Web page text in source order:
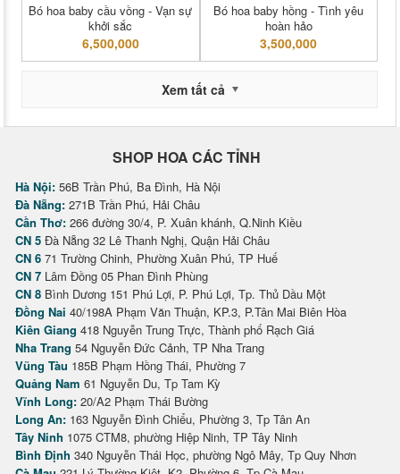
Bó hoa baby cầu vồng - Vạn sự
khởi sắc
6,500,000
Bó hoa baby hồng - Tình yêu
hoàn hảo
3,500,000
Xem tất cả
SHOP HOA CÁC TỈNH
Hà Nội: 56B Trần Phú, Ba Đình, Hà Nội
Đà Nẵng: 271B Trần Phú, Hải Châu
Cần Thơ: 266 đường 30/4, P. Xuân khánh, Q.Ninh Kiều
CN 5 Đà Nẵng 32 Lê Thanh Nghị, Quận Hải Châu
CN 6 71 Trường Chinh, Phường Xuân Phú, TP Huế
CN 7 Lâm Đồng 05 Phan Đình Phùng
CN 8 Bình Dương 151 Phú Lợi, P. Phú Lợi, Tp. Thủ Dầu Một
Đồng Nai 40/198A Phạm Văn Thuận, KP.3, P.Tân Mai Biên Hòa
Kiên Giang 418 Nguyễn Trung Trực, Thành phố Rạch Giá
Nha Trang 54 Nguyễn Đức Cảnh, TP Nha Trang
Vũng Tàu 185B Phạm Hồng Thái, Phường 7
Quảng Nam 61 Nguyễn Du, Tp Tam Kỳ
Vĩnh Long: 20/A2 Phạm Thái Bường
Long An: 163 Nguyễn Đình Chiểu, Phường 3, Tp Tân An
Tây Ninh 1075 CTM8, phường Hiệp Ninh, TP Tây Ninh
Bình Định 340 Nguyễn Thái Học, phường Ngô Mây, Tp Quy Nhơn